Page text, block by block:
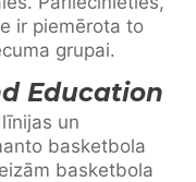
ir piemērota to
grupai.
Education
un
basketbola
basketbola